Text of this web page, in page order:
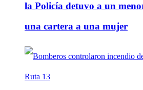
la Policía detuvo a un
una cartera a una mujer